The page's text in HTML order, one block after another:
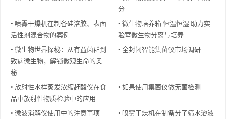
分
• 喷雾干燥机在制备硅溶胶、表面
活性剂混合物的案例
• 微生物培养箱 恒温恒湿 助力实
验室微生物分离与培养
• 微生物世界探秘：从有益菌群到
致病微生物，解锁微观生命的奥
秘
• 全封闭智能集菌仪市场调研
• 放射性水样蒸发浓缩赶酸仪在食
品中放射性物质检验中的应用
• 如果使用集菌仪做无菌检测
• 微波消解仪使用中的注意事项 • 喷雾干燥机在制备分子筛水溶液